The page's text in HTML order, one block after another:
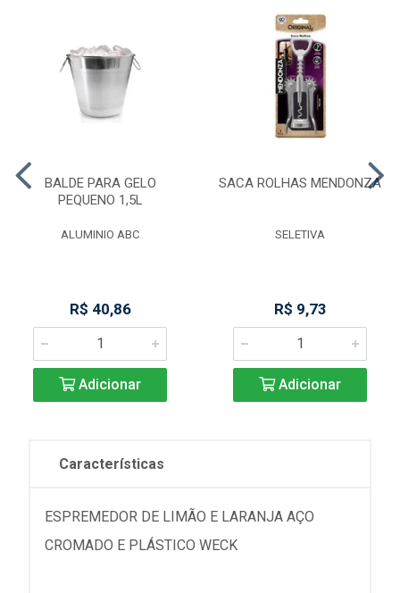
BALDE PARA GELO
PEQUENO 1,5L
ALUMINIO ABC
R$ 40,86
Adicionar
SACA ROLHAS MENDONZA
SELETIVA
R$ 9,73
Adicionar
Características
ESPREMEDOR DE LIMÃO E LARANJA AÇO
CROMADO E PLÁSTICO WECK